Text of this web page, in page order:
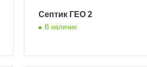
Септик ГЕО 2
В наличии